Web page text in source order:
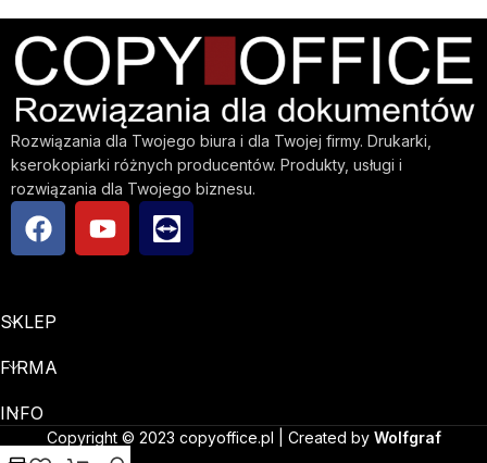
Rozwiązania dla Twojego biura i dla Twojej firmy. Drukarki,
kserokopiarki różnych producentów. Produkty, usługi i
rozwiązania dla Twojego biznesu.
SKLEP
FIRMA
INFO
Copyright © 2023 copyoffice.pl | Created by Wolfgraf